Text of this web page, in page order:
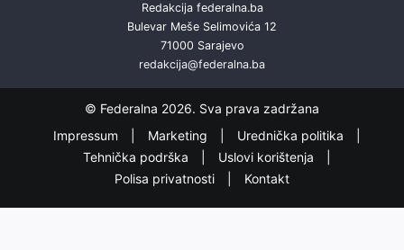
Redakcija federalna.ba
Bulevar Meše Selimovića 12
71000 Sarajevo
redakcija@federalna.ba
© Federalna 2026. Sva prava zadržana
Impressum
Marketing
Urednička politika
Tehnička podrška
Uslovi korištenja
Polisa privatnosti
Kontakt